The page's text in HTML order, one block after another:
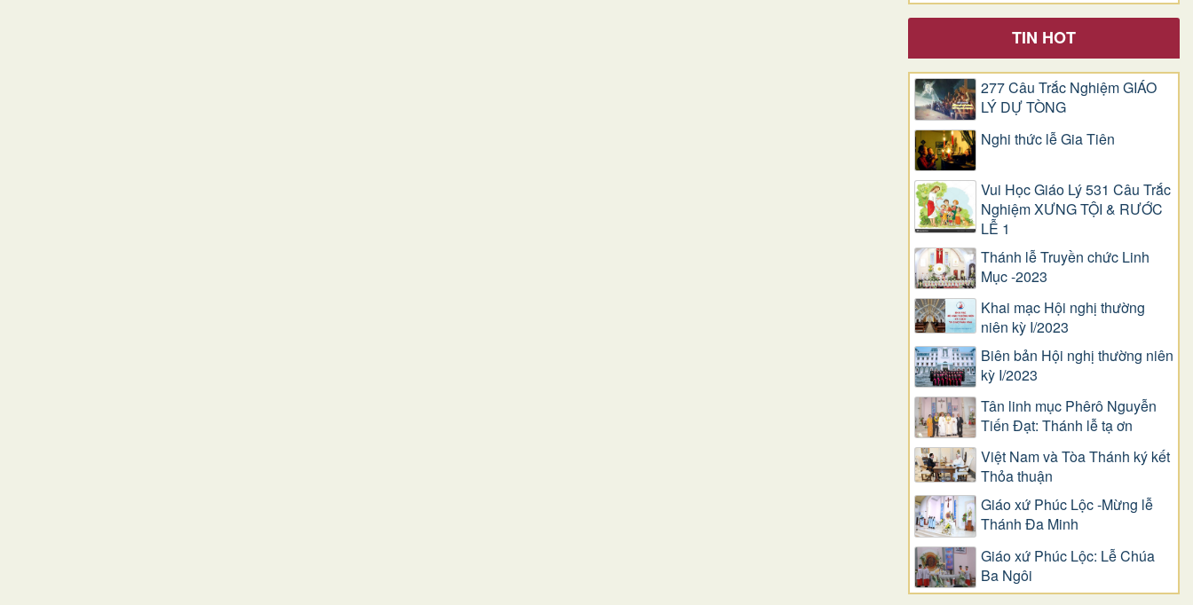
TIN HOT
277 Câu Trắc Nghiệm GIÁO
LÝ DỰ TÒNG
Nghi thức lễ Gia Tiên
Vui Học Giáo Lý 531 Câu Trắc
Nghiệm XƯNG TỘI & RƯỚC
LỄ 1
Thánh lễ Truyền chức Linh
Mục -2023
Khai mạc Hội nghị thường
niên kỳ I/2023
Biên bản Hội nghị thường niên
kỳ I/2023
Tân linh mục Phêrô Nguyễn
Tiến Đạt: Thánh lễ tạ ơn
Việt Nam và Tòa Thánh ký kết
Thỏa thuận
Giáo xứ Phúc Lộc -Mừng lễ
Thánh Đa Minh
Giáo xứ Phúc Lộc: Lễ Chúa
Ba Ngôi